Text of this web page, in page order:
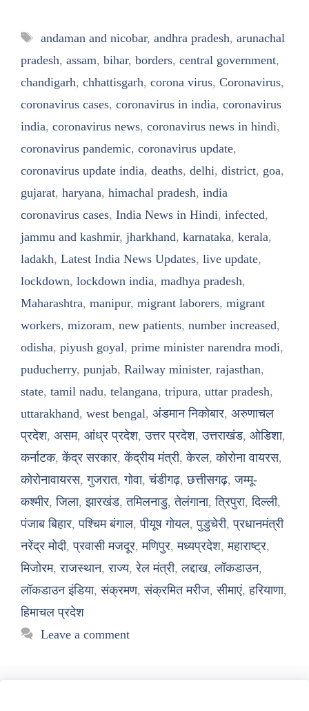
Tags
andaman and nicobar, andhra pradesh, arunachal
pradesh, assam, bihar, borders, central government,
chandigarh, chhattisgarh, corona virus, Coronavirus,
coronavirus cases, coronavirus in india, coronavirus
india, coronavirus news, coronavirus news in hindi,
coronavirus pandemic, coronavirus update,
coronavirus update india, deaths, delhi, district, goa,
gujarat, haryana, himachal pradesh, india
coronavirus cases, India News in Hindi, infected,
jammu and kashmir, jharkhand, karnataka, kerala,
ladakh, Latest India News Updates, live update,
lockdown, lockdown india, madhya pradesh,
Maharashtra, manipur, migrant laborers, migrant
workers, mizoram, new patients, number increased,
odisha, piyush goyal, prime minister narendra modi,
puducherry, punjab, Railway minister, rajasthan,
state, tamil nadu, telangana, tripura, uttar pradesh,
uttarakhand, west bengal, अंडमान निकोबार, अरुणाचल
प्रदेश, असम, आंध्र प्रदेश,उत्तर प्रदेश,उत्तराखंड, ओडिशा,
कर्नाटक,केंद्र सरकार,केंद्रीय मंत्री,केरल,कोरोना वायरस,
कोरोनावायरस,गुजरात,गोवा,चंडीगढ़,छत्तीसगढ़,जम्मू-
कश्मीर,जिला,झारखंड,तमिलनाडु,तेलंगाना,त्रिपुरा,दिल्ली,
पंजाब बिहार,पश्चिम बंगाल,पीयूष गोयल,पुडुचेरी,प्रधानमंत्री
नरेंद्र मोदी,प्रवासी मजदूर,मणिपुर,मध्यप्रदेश,महाराष्ट्र,
मिजोरम,राजस्थान,राज्य,रेल मंत्री,लद्दाख,लॉकडाउन,
लॉकडाउन इंडिया,संक्रमण,संक्रमित मरीज,सीमाएं,हरियाणा,
हिमाचल प्रदेश
Leave a comment